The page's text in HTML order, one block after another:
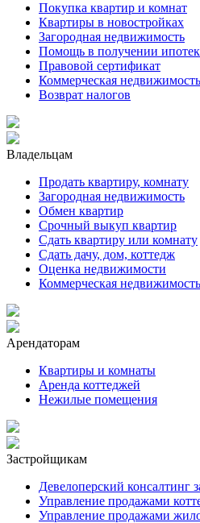
Покупка квартир и комнат
Квартиры в новостройках
Загородная недвижимость
Помощь в получении
Правовой сертификат
Коммерческая недвижимость
Возврат налогов
Владельцам
Продать квартиру, комнату
Загородная недвижимость
Обмен квартир
Срочный выкуп квартир
Сдать квартиру или комнату
Сдать дачу, дом, коттедж
Оценка недвижимости
Коммерческая недвижимость
Арендаторам
Квартиры и комнаты
Аренда коттеджей
Нежилые помещения
Застройщикам
Девелоперский консалтинг
Управление продажами
Управление продажами